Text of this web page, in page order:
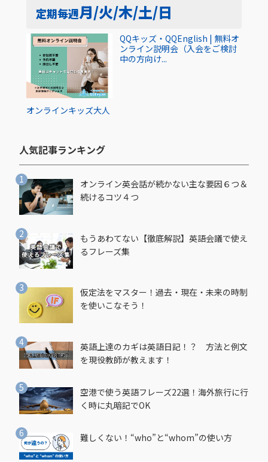
定期毎週月/火/木/土/日
オンラインキッズ大人
QQキッズ・QQEnglish | 無料オ
ンライン説明会（入会をご検討
中の方向け...
人気記事ランキング​
オンライン英会話が続かない主な要因６つ＆
続けるコツ４つ
もうあわてない【徹底解説】英語会議で使え
るフレーズ集
仮定法をマスター！過去・現在・未来の時制
を使いこなそう！
英語上達のカギは英語日記！？ 方法と例文
を現役教師が教えます！
空港で使う英語フレーズ22選！海外旅行に行
く時に丸暗記でOK
難しくない！“who”と“whom”の使い方